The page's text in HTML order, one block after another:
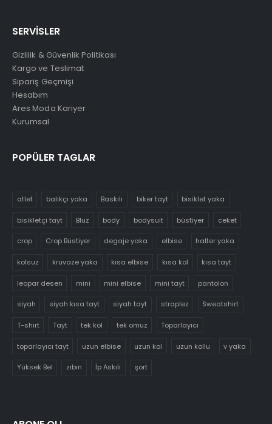
SERVİSLER
Gizlilik & Güvenlik Politikası
Kargo ve Teslimat
Sipariş Geçmişi
Hesabım
Ares Moda Kariyer
Kurumsal
POPÜLER TAGLAR
atlet balıkçı yaka Baskılı biker tayt bisiklet yaka
bisikletçi tayt Bluz body bodysuit büstiyer ceket
crop Crop Büstiyer degaje yaka elbise halter yaka
kolsuz kruvaze yaka kısa elbise kısa kol kısa tayt
leopar desen mini mini elbise mini tayt pantolon
siyah siyah kısa tayt siyah tayt straplez Sweatshirt
T-shirt Tayt tek kol tek omuz Toparlayıcı
toparlayıcı tayt uzun elbise uzun kol uzun kollu v yaka
Yüksek Bel zıbın İp Askılı şort